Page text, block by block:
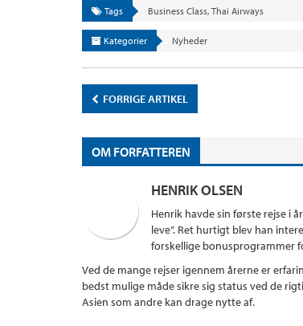
Tags Business Class, Thai Airways
Kategorier Nyheder
FORRIGE ARTIKEL
OM FORFATTEREN
HENRIK OLSEN
Henrik havde sin første rejse i
leve”. Ret hurtigt blev han
forskellige bonusprogrammer
Ved de mange rejser igennem årerne er
bedst mulige måde sikre sig status ved de
Asien som andre kan drage nytte af.